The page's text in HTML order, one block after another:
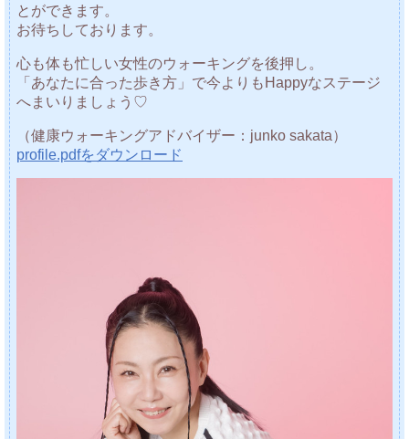
とができます。
お待ちしております。
心も体も忙しい女性のウォーキングを後押し。
「あなたに合った歩き方」で今よりもHappyなステージ
へまいりましょう♡
（健康ウォーキングアドバイザー：junko sakata）
profile.pdfをダウンロード